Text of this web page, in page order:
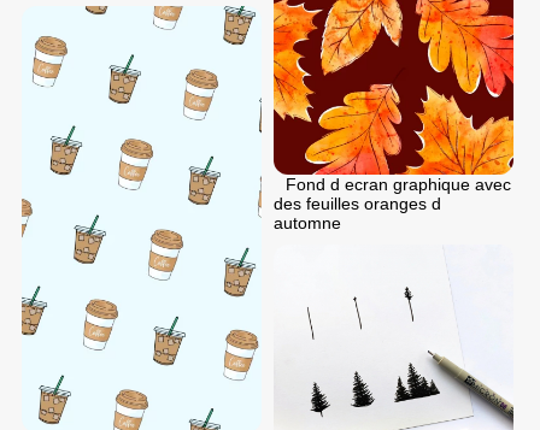
Fond d ecran graphique avec
des feuilles oranges d
automne